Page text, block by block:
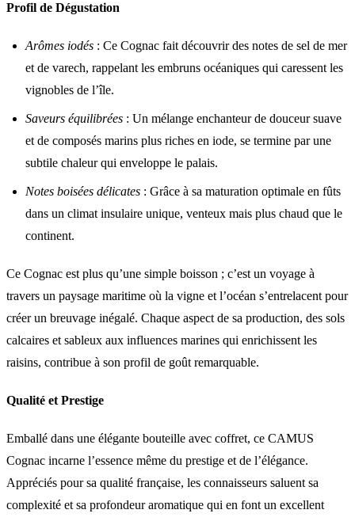
Profil de Dégustation
Arômes iodés : Ce Cognac fait découvrir des notes de sel de mer
et de varech, rappelant les embruns océaniques qui caressent les
vignobles de l’île.
Saveurs équilibrées : Un mélange enchanteur de douceur suave
et de composés marins plus riches en iode, se termine par une
subtile chaleur qui enveloppe le palais.
Notes boisées délicates : Grâce à sa maturation optimale en fûts
dans un climat insulaire unique, venteux mais plus chaud que le
continent.
Ce Cognac est plus qu’une simple boisson ; c’est un voyage à
travers un paysage maritime où la vigne et l’océan s’entrelacent pour
créer un breuvage inégalé. Chaque aspect de sa production, des sols
calcaires et sableux aux influences marines qui enrichissent les
raisins, contribue à son profil de goût remarquable.
Qualité et Prestige
Emballé dans une élégante bouteille avec coffret, ce CAMUS
Cognac incarne l’essence même du prestige et de l’élégance.
Appréciés pour sa qualité française, les connaisseurs saluent sa
complexité et sa profondeur aromatique qui en font un excellent